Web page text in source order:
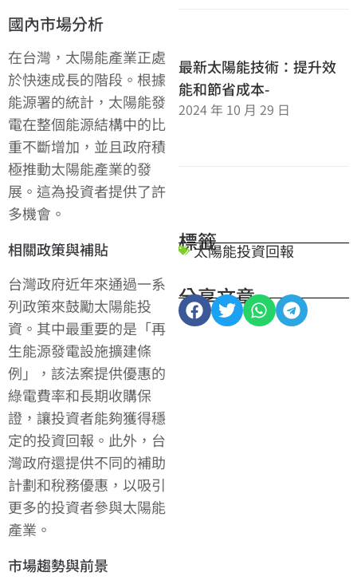
國內市場分析
在台灣，太陽能產業正處
於快速成長的階段。根據
能源署的統計，太陽能發
電在整個能源結構中的比
重不斷增加，並且政府積
極推動太陽能產業的發
展。這為投資者提供了許
多機會。
相關政策與補貼
台灣政府近年來通過一系
列政策來鼓勵太陽能投
資。其中最重要的是「再
生能源發電設施擴建條
例」，該法案提供優惠的
綠電費率和長期收購保
證，讓投資者能夠獲得穩
定的投資回報。此外，台
灣政府還提供不同的補助
計劃和稅務優惠，以吸引
更多的投資者參與太陽能
產業。
市場趨勢與前景
最新太陽能技術：提升效
能和節省成本-
2024 年 10 月 29 日
標籤
太陽能投資回報
分享文章